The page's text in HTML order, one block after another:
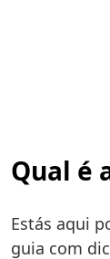
Qual é
Estás aqui
guia com